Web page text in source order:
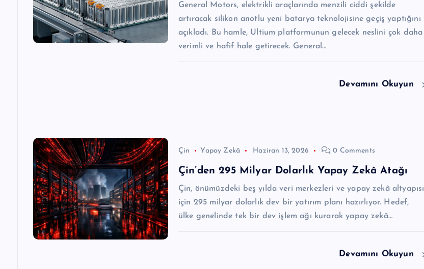
General Motors, elektrikli araçlarında menzili ciddi şekilde
artıracak silikon anotlu yeni batarya teknolojisine geçiş yaptığını
açıkladı. Bu hamle, Ultium platformunun gelecek neslini çok daha
verimli ve hafif hale getirecek. General…
Devamını Okuyun
Çin Yapay Zekâ Haziran 13, 2026 0 Comments
Çin’den 295 Milyar Dolarlık Yapay Zekâ Atağı
Çin, önümüzdeki beş yılda veri merkezleri ve yapay zekâ altyapısı
için 295 milyar dolarlık dev bir yatırım planı hazırlıyor. Hedef,
ülke genelinde tek bir dev işlem ağı kurarak yapay zekâ…
Devamını Okuyun